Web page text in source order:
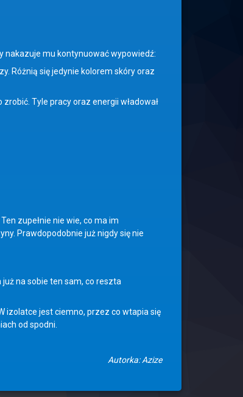
mu kontynuować wypowiedź:
Różnią się jedynie kolorem skóry oraz
Tyle pracy oraz energii władował
zupełnie nie wie, co ma im
Prawdopodobnie już nigdy się nie
na sobie ten sam, co reszta
jest ciemno, przez co wtapia się
od spodni.
Autorka: Azize